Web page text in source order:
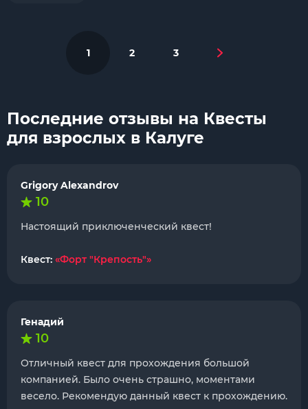
1 2 3
Последние отзывы на Квесты
для взрослых в Калуге
Grigory Alexandrov
10
Настоящий приключенческий квест!
Квест: «Форт "Крепость"»
Генадий
10
Отличный квест для прохождения большой
компанией. Было очень страшно, моментами
весело. Рекомендую данный квест к прохождению.